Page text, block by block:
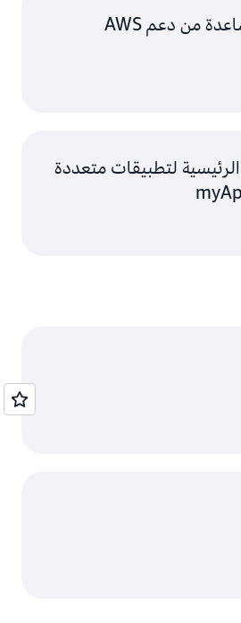
احصل على المساعدة من دعم AWS
لتطبيقات متعددة